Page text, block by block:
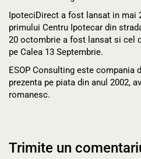
IpoteciDirect a fost lansat in mai
primului Centru Ipotecar din
20 octombrie a fost lansat si cel
pe Calea 13 Septembrie.
ESOP Consulting este compania
prezenta pe piata din anul 2002,
romanesc.
Trimite un